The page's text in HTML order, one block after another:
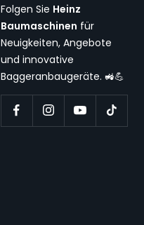
Folgen Sie Heinz
Baumaschinen für
Neuigkeiten, Angebote
und innovative
Baggeranbaugeräte. 🚜💪